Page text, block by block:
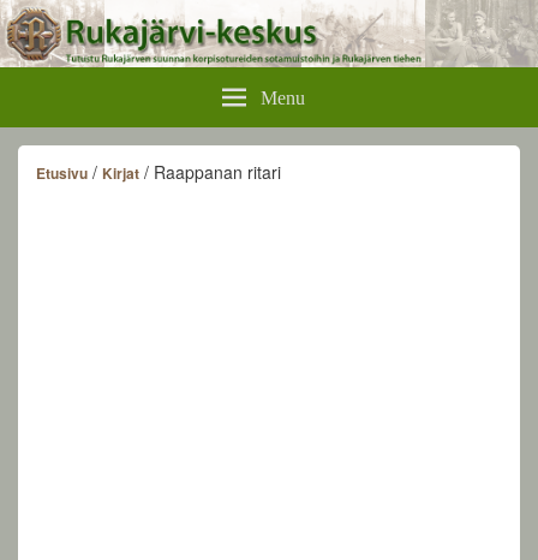
Rukajärvikeskus
Menu
Etusivu / Kirjat / Raappanan ritari